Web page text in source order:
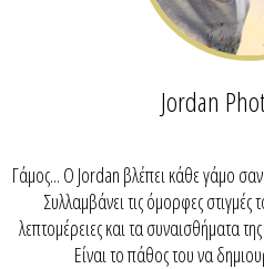
Jordan
Γάμος... O Jordan βλέπει κάθε γάμο
Συλλαμβάνει τις όμορφες στιγμές
λεπτομέρειες και τα συναισθήματα
Είναι το πάθος του να